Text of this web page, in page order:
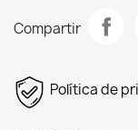
Compartir
Política de